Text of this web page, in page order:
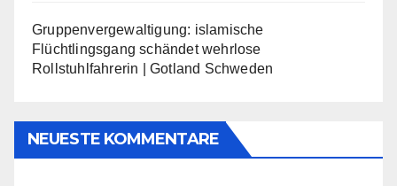
Gruppenvergewaltigung: islamische
Flüchtlingsgang schändet wehrlose
Rollstuhlfahrerin | Gotland Schweden
NEUESTE KOMMENTARE